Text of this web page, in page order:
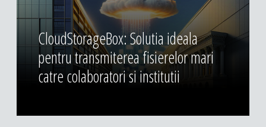
CloudStorageBox: Solutia ideala
pentru transmiterea fisierelor mari
catre colaboratori si institutii